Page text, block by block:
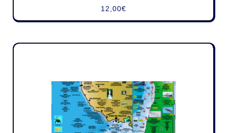
12,00€